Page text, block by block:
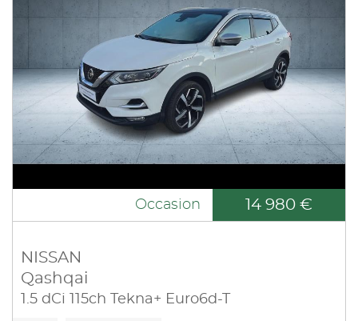
Occasion 14 980 €
NISSAN
Qashqai
1.5 dCi 115ch Tekna+ Euro6d-T